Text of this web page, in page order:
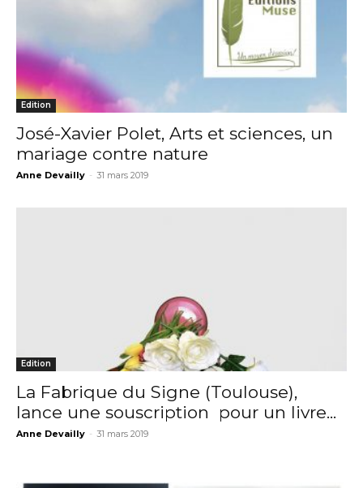
Adresse email*
Edition
José-Xavier Polet, Arts et sciences, un
mariage contre nature
Anne Devailly - 31 mars 2019
Edition
La Fabrique du Signe (Toulouse),
lance une souscription pour un livre...
Anne Devailly - 31 mars 2019